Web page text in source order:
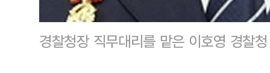
경찰청장 직무대리를 맡은 이호영 경찰